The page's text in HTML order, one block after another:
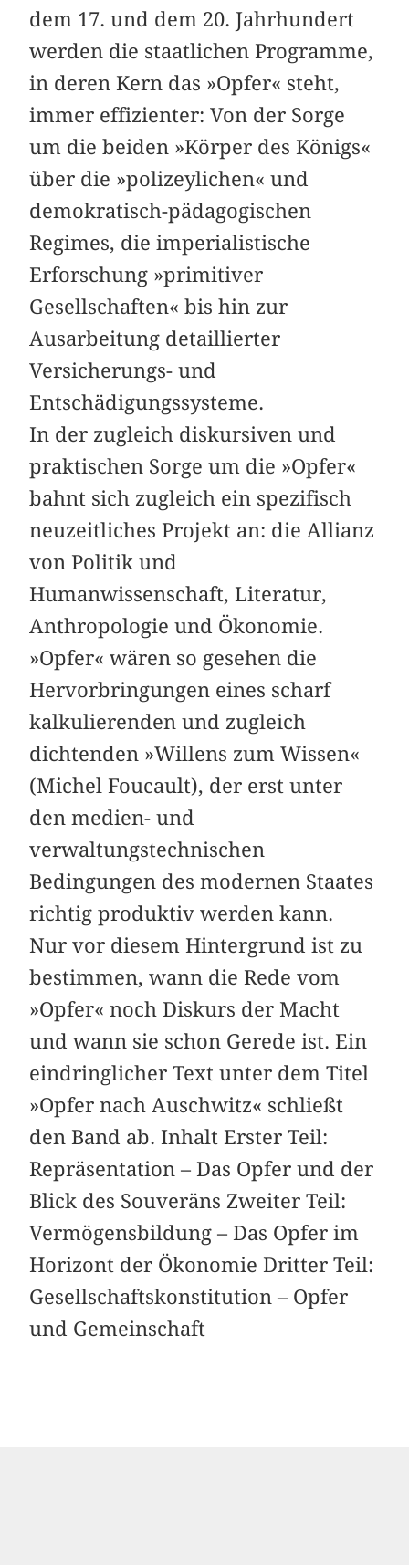
dem 17. und dem 20. Jahrhundert
werden die staatlichen Programme,
in deren Kern das »Opfer« steht,
immer effizienter: Von der Sorge
um die beiden »Körper des Königs«
über die »polizeylichen« und
demokratisch-pädagogischen
Regimes, die imperialistische
Erforschung »primitiver
Gesellschaften« bis hin zur
Ausarbeitung detaillierter
Versicherungs- und
Entschädigungssysteme.
In der zugleich diskursiven und
praktischen Sorge um die »Opfer«
bahnt sich zugleich ein spezifisch
neuzeitliches Projekt an: die Allianz
von Politik und
Humanwissenschaft, Literatur,
Anthropologie und Ökonomie.
»Opfer« wären so gesehen die
Hervorbringungen eines scharf
kalkulierenden und zugleich
dichtenden »Willens zum Wissen«
(Michel Foucault), der erst unter
den medien- und
verwaltungstechnischen
Bedingungen des modernen Staates
richtig produktiv werden kann.
Nur vor diesem Hintergrund ist zu
bestimmen, wann die Rede vom
»Opfer« noch Diskurs der Macht
und wann sie schon Gerede ist. Ein
eindringlicher Text unter dem Titel
»Opfer nach Auschwitz« schließt
den Band ab. Inhalt Erster Teil:
Repräsentation – Das Opfer und der
Blick des Souveräns Zweiter Teil:
Vermögensbildung – Das Opfer im
Horizont der Ökonomie Dritter Teil:
Gesellschaftskonstitution – Opfer
und Gemeinschaft